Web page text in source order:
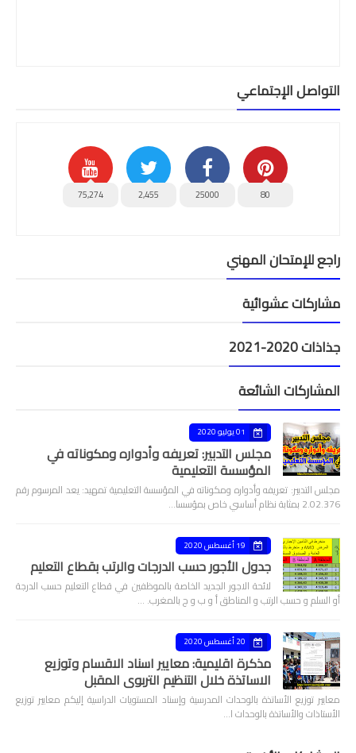
التواصل الإجتماعي
80
25000
2,455
75,274
راجع للإمتحان المهني
مشاركات عشوائية
جذاذات 2020-2021
المشاركات الشائعة
01 يوليو 2020
مجلس التدبير: تعريفه وأدواره ومكوناته في
المؤسسة التعليمية
مجلس التدبير: تعريفه وأدواره ومكوناته في المؤسسة التعليمية تمهيد: يعد المرسوم رقم
2.02.376 بمثابة نظام أساسي خاص بمؤسسا…
19 أغسطس 2020
جدول الأجور حسب الدرجات والرتب بقطاع التعليم
لائحة الاجور الجديد الخاصة بالموظفين في قطاع التعليم حسب الدرجة
أو السلم و حسب الرتب و المناطق أ و ب و ج بالمغرب. …
20 أغسطس 2020
مذكرة اقليمية: معايير اسناد الاقسام وتوزيع
الاساتذة خلال التنظيم التربوي المقبل
معايير توزيع الأساتذة بالوحدات المدرسية وإسناد المستويات الدراسية إليكم معايير توزيع
الأستاذات والأساتذة بالوحدات ا…